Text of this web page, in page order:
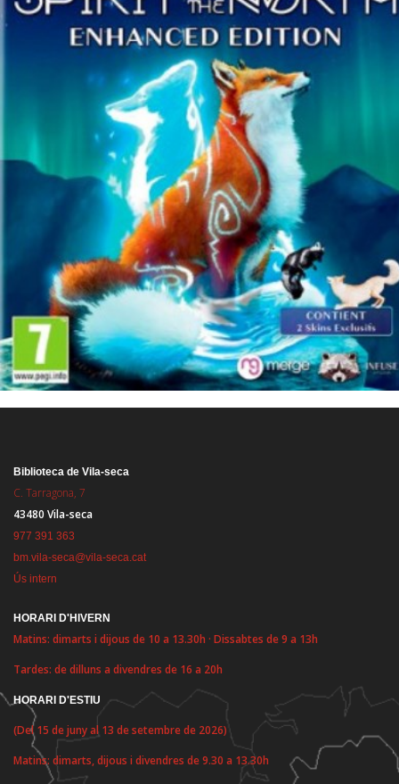
Biblioteca de Vila-seca
C. Tarragona, 7
43480 Vila-seca
977 391 363
bm.vila-seca@vila-seca.cat
Ús intern
HORARI D'HIVERN
Matins: dimarts i dijous de 10 a 13.30h · Dissabtes de 9 a 13h
Tardes: de dilluns a divendres de 16 a 20h
HORARI D'ESTIU
(Del 15 de juny al 13 de setembre de 2026)
Matins: dimarts, dijous i divendres de 9.30 a 13.30h